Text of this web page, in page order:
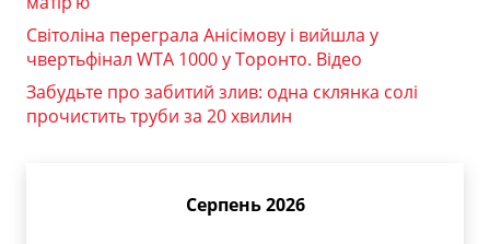
Світоліна переграла Анісімову і вийшла у
чвертьфінал WTA 1000 у Торонто. Відео
Забудьте про забитий злив: одна склянка солі
прочистить труби за 20 хвилин
Серпень 2026